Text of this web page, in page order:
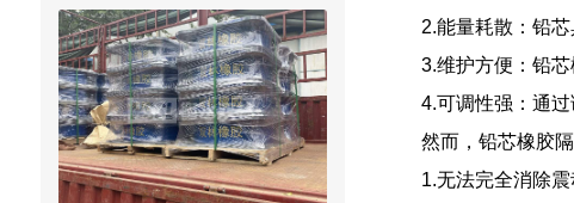
2.能量耗散：铅
3.维护方便：铅
4.可调性强：通
然而，铅芯橡胶
1.无法完全消除